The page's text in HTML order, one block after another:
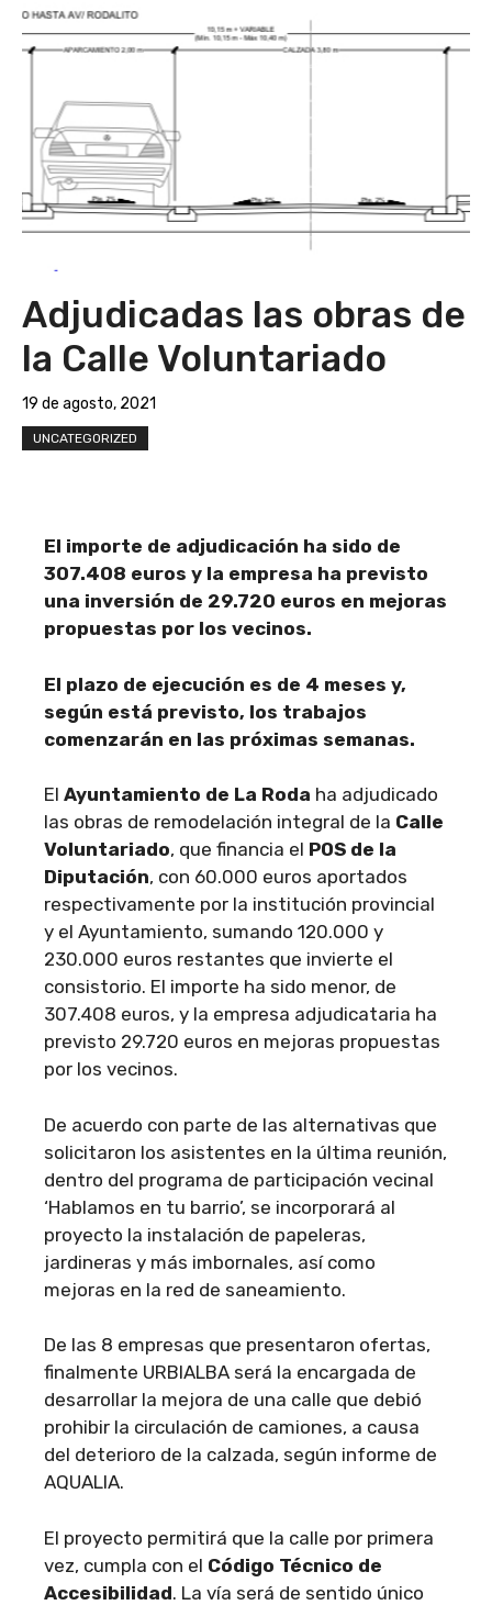
Adjudicadas las obras de
la Calle Voluntariado
19 de agosto, 2021
UNCATEGORIZED
El importe de adjudicación ha sido de
307.408 euros y la empresa ha previsto
una inversión de 29.720 euros en mejoras
propuestas por los vecinos.
El plazo de ejecución es de 4 meses y,
según está previsto, los trabajos
comenzarán en las próximas semanas.
El Ayuntamiento de La Roda ha adjudicado
las obras de remodelación integral de la Calle
Voluntariado, que financia el POS de la
Diputación, con 60.000 euros aportados
respectivamente por la institución provincial
y el Ayuntamiento, sumando 120.000 y
230.000 euros restantes que invierte el
consistorio. El importe ha sido menor, de
307.408 euros, y la empresa adjudicataria ha
previsto 29.720 euros en mejoras propuestas
por los vecinos.
De acuerdo con parte de las alternativas que
solicitaron los asistentes en la última reunión,
dentro del programa de participación vecinal
‘Hablamos en tu barrio’, se incorporará al
proyecto la instalación de papeleras,
jardineras y más imbornales, así como
mejoras en la red de saneamiento.
De las 8 empresas que presentaron ofertas,
finalmente URBIALBA será la encargada de
desarrollar la mejora de una calle que debió
prohibir la circulación de camiones, a causa
del deterioro de la calzada, según informe de
AQUALIA.
El proyecto permitirá que la calle por primera
vez, cumpla con el Código Técnico de
Accesibilidad. La vía será de sentido único